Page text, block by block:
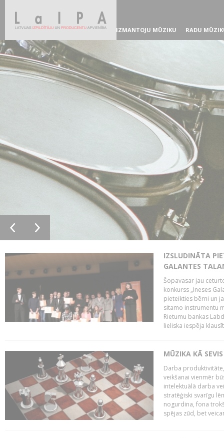
IZMANTOJU MŪZIKU RADU
IZSLUDINĀTA
GALANTES
Šopavasar jau
konkurss „Ineses
pieteikties bērni un
sitamo instrumentu
Rietumu bankas
lieliska iespēja
MŪZIKA KĀ
Darba
veikšanai vienmēr
intelektuālā darba
stratēģiski svarīgu
nogurdina, fona
spējas zūd, bet